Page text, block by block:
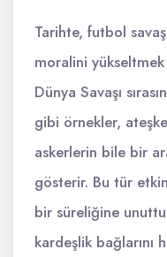
Tarihte, futbol
moralini yükseltmek
Dünya Savaşı
gibi örnekler,
askerlerin bile bir
gösterir. Bu tür
bir süreliğine
kardeşlik bağlarını